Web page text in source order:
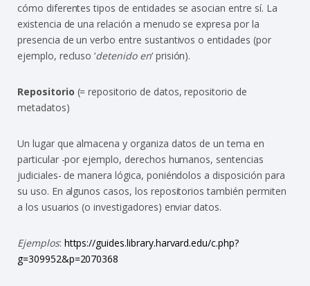
cómo diferentes tipos de entidades se asocian entre sí. La
existencia de una relación a menudo se expresa por la
presencia de un verbo entre sustantivos o entidades (por
ejemplo, recluso ‘detenido en‘ prisión).
Repositorio (= repositorio de datos, repositorio de
metadatos)
Un lugar que almacena y organiza datos de un tema en
particular -por ejemplo, derechos humanos, sentencias
judiciales- de manera lógica, poniéndolos a disposición para
su uso. En algunos casos, los repositorios también permiten
a los usuarios (o investigadores) enviar datos.
Ejemplos: https://guides.library.harvard.edu/c.php?
g=309952&p=2070368